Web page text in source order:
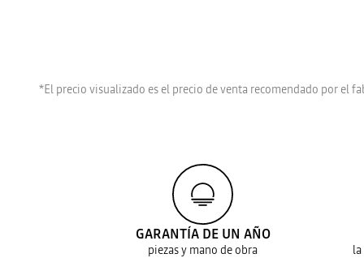
*El precio visualizado es el precio de venta recomendado por el
GARANTÍA DE UN AÑO
piezas y mano de obra